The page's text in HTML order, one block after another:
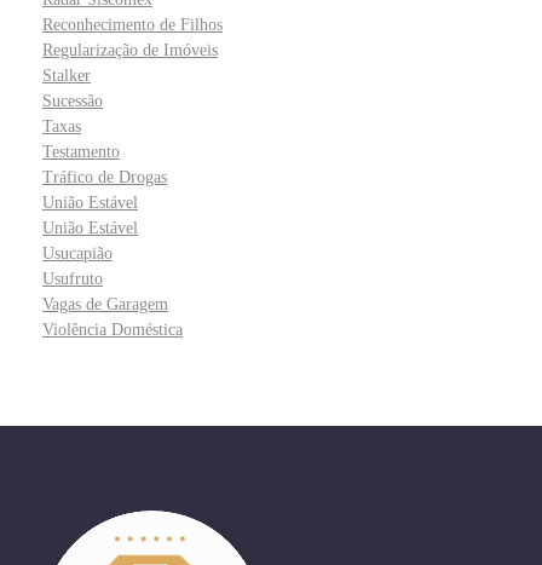
Reconhecimento de Filhos
Regularização de Imóveis
Stalker
Sucessão
Taxas
Testamento
Tráfico de Drogas
União Estável
União Estável
Usucapião
Usufruto
Vagas de Garagem
Violência Doméstica